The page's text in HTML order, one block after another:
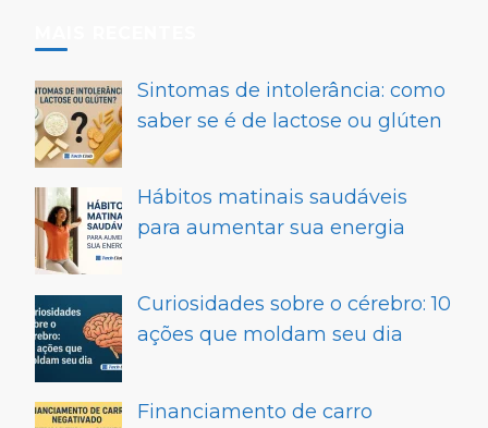
Sintomas de intolerância: como
saber se é de lactose ou glúten
Hábitos matinais saudáveis
para aumentar sua energia
Curiosidades sobre o cérebro: 10
ações que moldam seu dia
Financiamento de carro